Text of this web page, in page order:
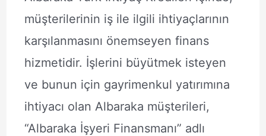
müşterilerinin iş ile ilgili ihtiyaçlarının
karşılanmasını önemseyen finans
hizmetidir. İşlerini büyütmek isteyen
ve bunun için gayrimenkul yatırımına
ihtiyacı olan Albaraka müşterileri,
“Albaraka İşyeri Finansmanı” adlı